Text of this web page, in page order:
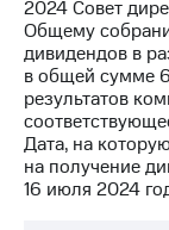
капитал
и
аудит
Рынок
акций
2024 Совет
Общему
дивидендов в
в общей сумме
результатов
Дата, на
на получение
16 июля 2024